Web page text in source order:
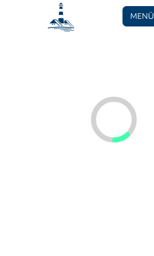
MENÜ